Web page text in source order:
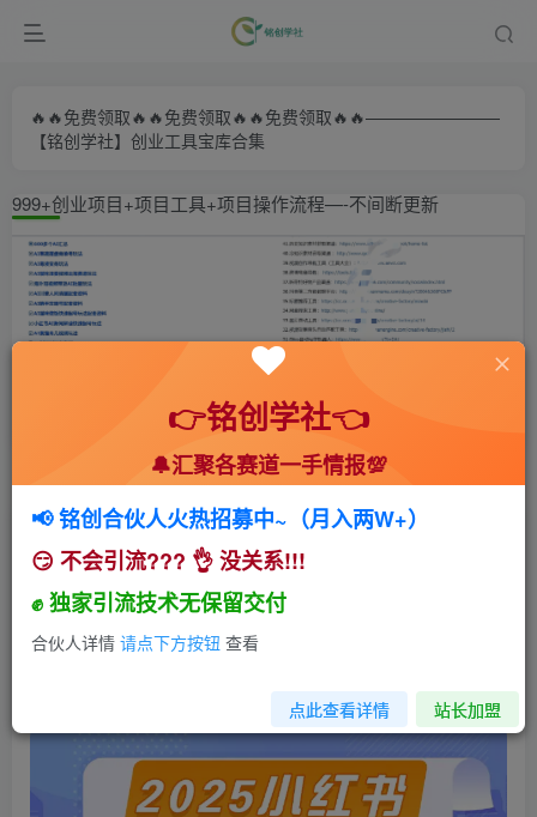
🔥🔥免费领取🔥🔥免费领取🔥🔥免费领取🔥🔥————————
【铭创学社】创业工具宝库合集
999+创业项目+项目工具+项目操作流程—-不间断更新
首页 🍻会员专享 📚综合教程 正文
2025小红书0-1运营课程，选品、素材、笔记制作
与发布技巧
小助手
1384 390
👉铭创学社👈
🔔汇聚各赛道一手情报💯
📢 铭创合伙人火热招募中~（月入两W+）
😏 不会引流??? 👌 没关系!!!
✊ 独家引流技术无保留交付
合伙人详情 请点下方按钮 查看
点此查看详情 站长加盟